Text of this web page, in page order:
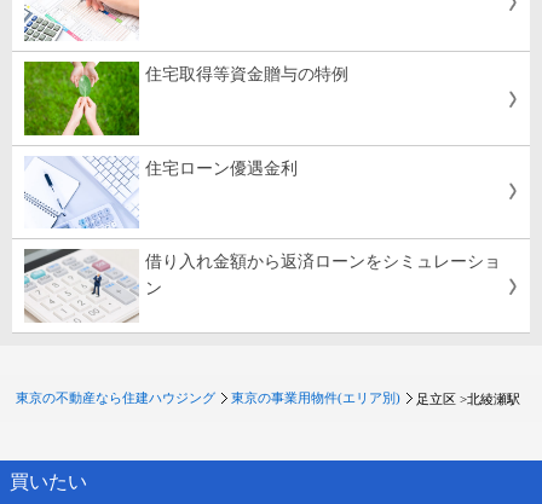
住宅取得等資金贈与の特例
住宅ローン優遇金利
借り入れ金額から返済ローンをシミュレーショ
ン
東京の不動産なら住建ハウジング 東京の事業用物件(エリア別) 足立区 >北綾瀬駅
買いたい